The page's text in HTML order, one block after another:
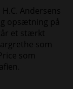
Andersens
opsætning på
et stærkt
som
som